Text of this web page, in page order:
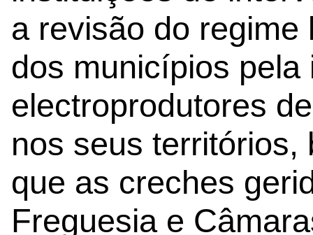
a revisão do
dos municípios
electroprodutores
nos seus territórios,
que as creches
Freguesia e